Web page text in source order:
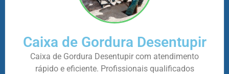
Caixa de Gordura Desentupir
Caixa de Gordura Desentupir com atendimento
rápido e eficiente. Profissionais qualificados